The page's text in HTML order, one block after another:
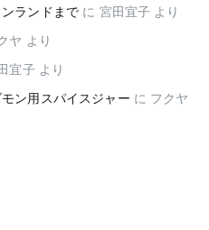
ランドまで に 宮田宜子 より
ヤ より
宜子 より
ン用スパイスジャー に フクヤ